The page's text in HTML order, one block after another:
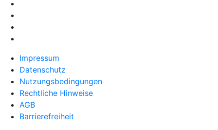
Impressum
Datenschutz
Nutzungsbedingungen
Rechtliche Hinweise
AGB
Barrierefreiheit